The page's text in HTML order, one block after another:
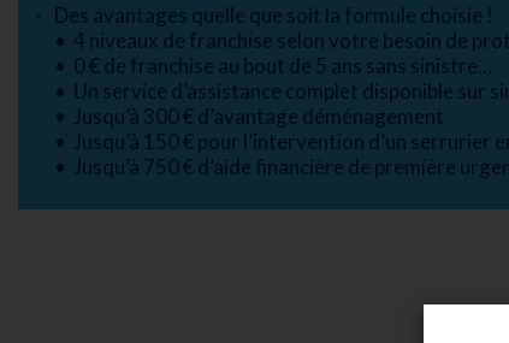
Des avantages quelle que soit la formule choisie !
• 4 niveaux de franchise selon votre besoin de
• 0 € de franchise au bout de 5 ans sans sinistre…
• Un service d’assistance complet disponible sur
• Jusqu’à 300 € d’avantage déménagement
• Jusqu’à 150 € pour l’intervention d’un serrurier
• Jusqu’à 750 € d’aide financière de première